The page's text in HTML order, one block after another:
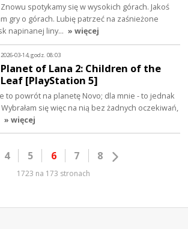
Znowu spotykamy się w wysokich górach. Jakoś
gry o górach. Lubię patrzeć na zaśnieżone
napinanej liny… » więcej
2026-03-14, godz. 08:03
Planet of Lana 2: Children of the
Leaf [PlayStation 5]
to powrót na planetę Novo; dla mnie - to jednak
się więc na nią bez żadnych oczekiwań,
» więcej
4 5 6 7 8
1723 na 173 stronach